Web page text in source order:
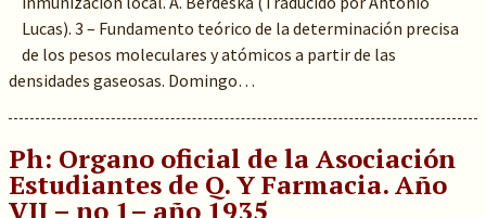
Lucas). 3 – Fundamento teórico de la determinación precisa
de los pesos moleculares y atómicos a partir de las
densidades gaseosas. Domingo…
Ph: Organo oficial de la Asociación
Estudiantes de Q. Y Farmacia. Año
VII – no 1– año 1935